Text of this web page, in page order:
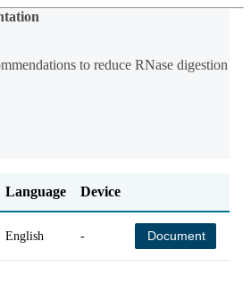
to reduce RNase digestion
Language Device
English - Document